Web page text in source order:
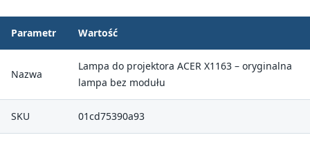
Parametr Wartość
Nazwa
Lampa do projektora ACER X1163 – oryginalna
lampa bez modułu
SKU 01cd75390a93